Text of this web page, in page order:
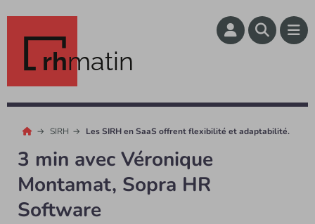
rhmatin
SIRH Les SIRH en SaaS offrent flexibilité et adaptabilité.
3 min avec Véronique
Montamat, Sopra HR
Software